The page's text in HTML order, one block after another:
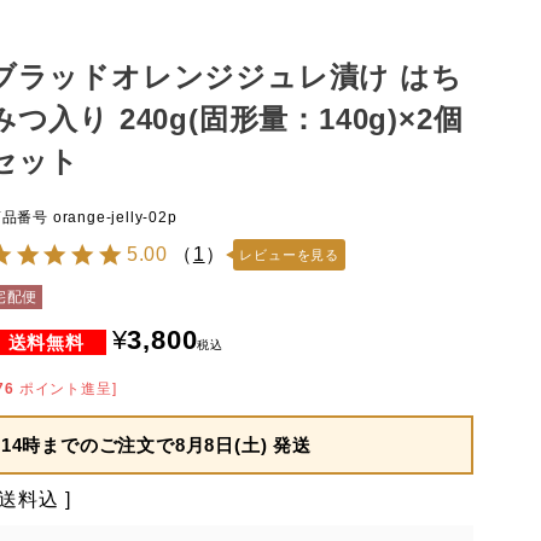
ラッドオレンジジュレ漬け はち
つ入り 240g(固形量：140g)×2個
ット
番号 orange-jelly-02p
5.00 （ 1） レビューを見る
配便
¥3,800税込
ポイント進呈]
14時までのご注文で8月8日(土) 発送
料込